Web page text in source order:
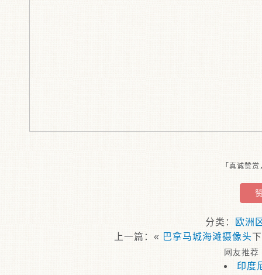
「真诚赞
分类：
欧洲
上一篇：« 巴拿马城海滩摄像头
网友推荐
印度